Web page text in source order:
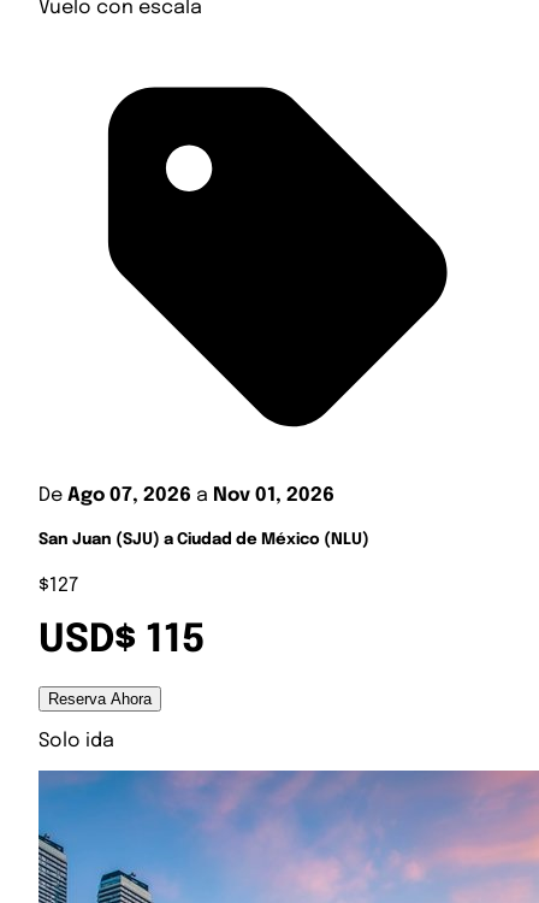
Vuelo con escala
De Ago 07, 2026 a Nov 01, 2026
San Juan (SJU) a Ciudad de México (NLU)
$127
USD$ 115
Reserva Ahora
Solo ida